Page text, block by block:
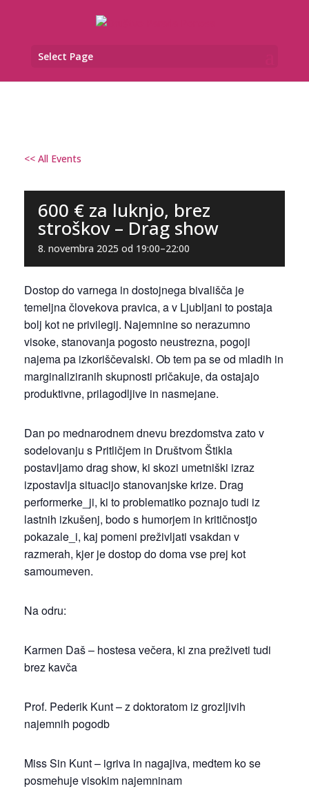
Select Page
<< All Events
600 € za luknjo, brez
stroškov – Drag show
8. novembra 2025 od 19:00–22:00
Dostop do varnega in dostojnega bivališča je
temeljna človekova pravica, a v Ljubljani to postaja
bolj kot ne privilegij. Najemnine so nerazumno
visoke, stanovanja pogosto neustrezna, pogoji
najema pa izkoriščevalski. Ob tem pa se od mladih in
marginaliziranih skupnosti pričakuje, da ostajajo
produktivne, prilagodljive in nasmejane.
Dan po mednarodnem dnevu brezdomstva zato v
sodelovanju s Pritličjem in Društvom Štikla
postavljamo drag show, ki skozi umetniški izraz
izpostavlja situacijo stanovanjske krize. Drag
performerke_ji, ki to problematiko poznajo tudi iz
lastnih izkušenj, bodo s humorjem in kritičnostjo
pokazale_i, kaj pomeni preživljati vsakdan v
razmerah, kjer je dostop do doma vse prej kot
samoumeven.
Na odru:
Karmen Daš – hostesa večera, ki zna preživeti tudi
brez kavča
Prof. Pederik Kunt – z doktoratom iz grozljivih
najemnih pogodb
Miss Sin Kunt – igriva in nagajiva, medtem ko se
posmehuje visokim najemninam